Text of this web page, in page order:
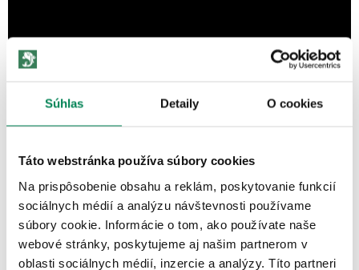
Súhlas Detaily O cookies
Táto webstránka používa súbory cookies
Na prispôsobenie obsahu a reklám, poskytovanie funkcií
sociálnych médií a analýzu návštevnosti používame
súbory cookie. Informácie o tom, ako používate naše
webové stránky, poskytujeme aj našim partnerom v
oblasti sociálnych médií, inzercie a analýzy. Títo partneri
ĎALŠIE PRODUKTY TEJ ISTEJ
ZNAČKY